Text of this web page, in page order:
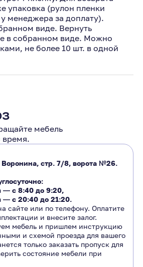
упаковка (рулон пленки
менеджера за доплату).
виде. Вернуть
в собранном виде. Можно
не более 10 шт. в одной
мебель
время.
стр. 7/8, ворота №26.
― с 8:40 до 9:20,
― с 20:40 до 21:20.
сайте или по телефону. Оплатите
и внесите залог.
мебель и пришлем инструкцию
и схемой проезда для вашего
только заказать пропуск для
состояние мебели при